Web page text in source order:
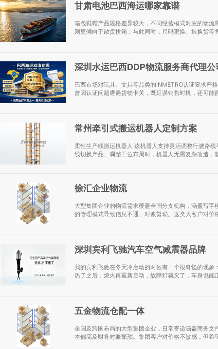
甘肃电池巴西海运哪家靠谱
箱包鞋帽产品规格差异较大，不同经营模式对应的物
则更倾向于散货拼箱；与此同时，尺码更换、退换货
深圳水运巴西DDP物流服务商代理公
巴西市场对玩具、文具等品类的INMETRO认证要求严
曾因认证问题遭遇货物卡关，既延误销售时机，还可
常州牵引式搬运机器人定制方案
柔性生产线搬运机器人 该机器人支持灵活调整行驶路
线切换产品、调整工位布局时，机器人无需复杂改造
徐汇企业物流
大型集团企业的物流需求覆盖全国分支机构，涵盖写
的管理模式导致信息不通、对账繁琐。这类大客户对
深圳宾利飞驰汽车空气减震器品牌
我的宾利飞驰在冬天冷启动的时候有一个很奇怪的现
热了之后，熄火再重新启动，故障灯就灭了，车身也
五金物流仓配一体
全国及跨国布局的大型集团企业，日常寄递涵盖商务
本偏高及财务对账繁琐。集团客户对价格不敏感，但